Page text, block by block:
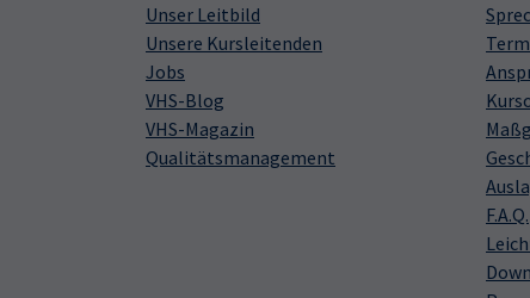
Unser Leitbild
Unsere Kursleitenden
Jobs
VHS-Blog
VHS-Magazin
Qualitätsmanagement
F.A.Q.